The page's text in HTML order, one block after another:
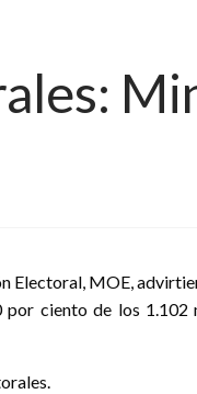
Electoral, MOE,
ciento de los